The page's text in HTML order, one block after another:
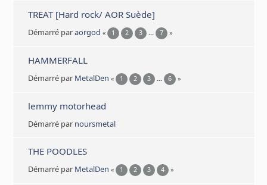
TREAT [Hard rock/ AOR Suède]
Démarré paraorgod « 1 2 3 ... 7 »
HAMMERFALL
Démarré par MetalDen « 1 2 3 ... 6 »
lemmy motorhead
Démarré par noursmetal
THE POODLES
Démarré par MetalDen « 1 2 3 4 »